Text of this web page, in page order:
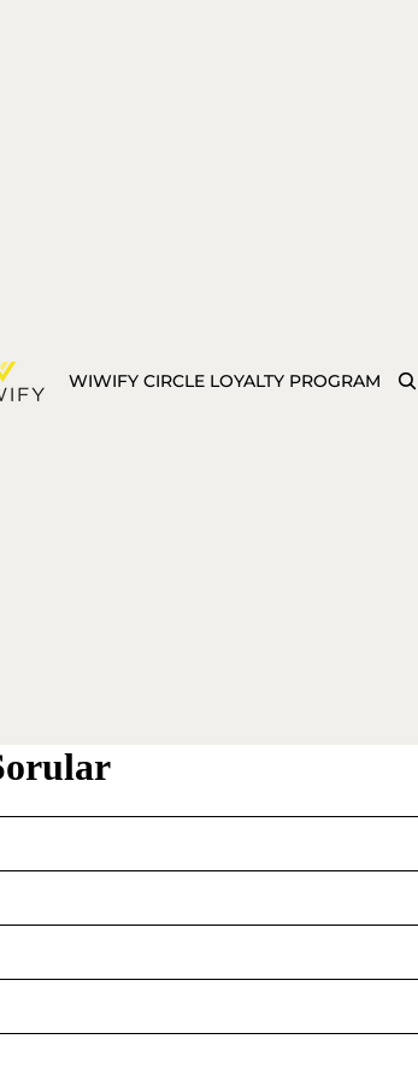
WIWIFY CIRCLE LOYALTY PROGRAM